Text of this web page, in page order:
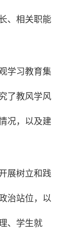
、相关职能
学习教育集
了教风学风
况，以及建
展树立和践
治站位，以
、学生就